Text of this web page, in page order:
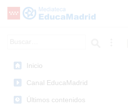
Saltar navegación
Inicio
Canal EducaMadrid
Últimos contenidos